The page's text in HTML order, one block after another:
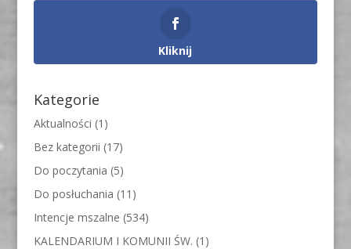
Kliknij
Kategorie
Aktualności (1)
Bez kategorii (17)
Do poczytania (5)
Do posłuchania (11)
Intencje mszalne (534)
KALENDARIUM I KOMUNII ŚW. (1)